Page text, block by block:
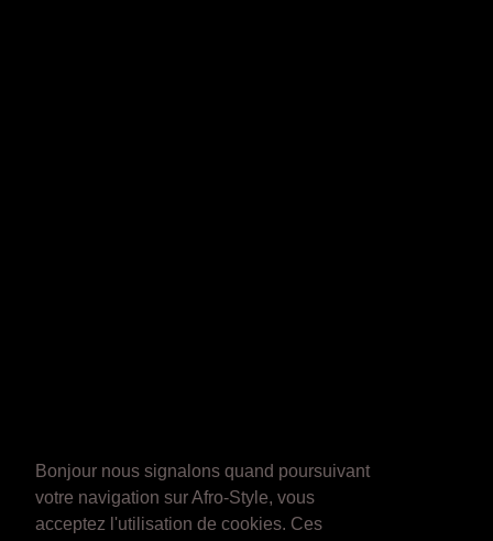
Bonjour nous signalons quand poursuivant
votre navigation sur Afro-Style, vous
acceptez l'utilisation de cookies. Ces